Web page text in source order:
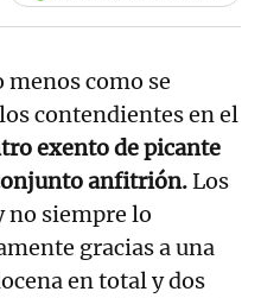
menos como se
contendientes en el
exento de picante
anfitrión.Los
no siempre lo
gracias a una
en total y dos